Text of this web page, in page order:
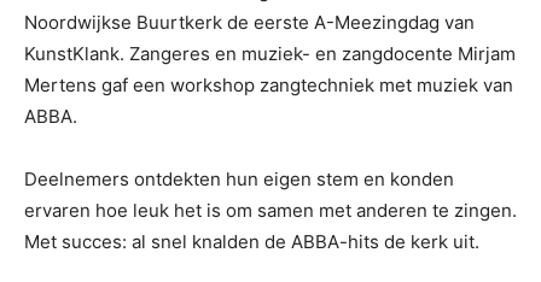
Noordwijkse Buurtkerk de eerste A-Meezingdag van
KunstKlank. Zangeres en muziek- en zangdocente Mirjam
Mertens gaf een workshop zangtechniek met muziek van
ABBA.
Deelnemers ontdekten hun eigen stem en konden
ervaren hoe leuk het is om samen met anderen te zingen.
Met succes: al snel knalden de ABBA-hits de kerk uit.